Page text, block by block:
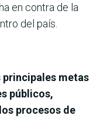
en contra de la
del país.
principales metas
públicos,
procesos de